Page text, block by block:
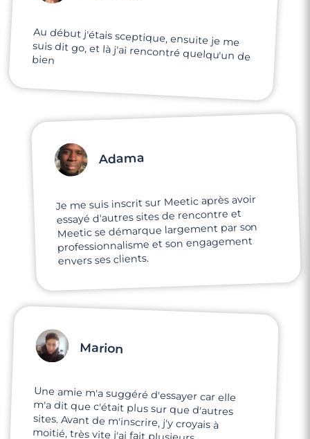
Au début j'étais sceptique, ensuite je me
suis dit go, et là j'ai rencontré quelqu'un de
bien
Adama
Je me suis inscrit sur Meetic après avoir
essayé d'autres sites de rencontre et
Meetic se démarque largement par son
professionnalisme et son engagement
envers ses clients.
Marion
Une amie m'a suggéré d'essayer car elle
m'a dit que c'était plus sur que d'autres
sites. Avant de m'inscrire, j'y croyais à
moitié, très vite j'ai fait plusieurs